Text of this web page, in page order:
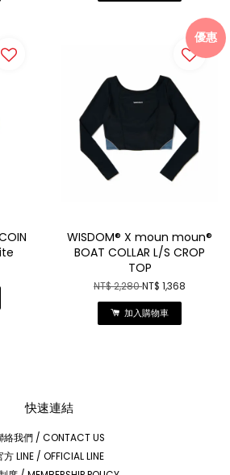
優惠
WISDOM® X moun moun®
BOAT COLLAR L/S CROP
TOP
NT$ 2,280NT$ 1,368
加入購物車
快速連結
絡我們 / CONTACT US
方 LINE / OFFICIAL LINE